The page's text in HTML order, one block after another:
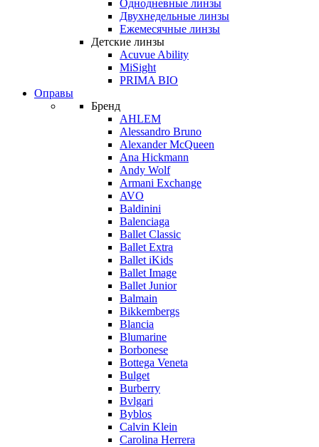
Однодневные линзы
Двухнедельные линзы
Ежемесячные линзы
Детские линзы
Acuvue Ability
MiSight
PRIMA BIO
Оправы
Бренд
AHLEM
Alessandro Bruno
Alexander McQueen
Ana Hickmann
Andy Wolf
Armani Exchange
AVO
Baldinini
Balenciaga
Ballet Classic
Ballet Extra
Ballet iKids
Ballet Image
Ballet Junior
Balmain
Bikkembergs
Blancia
Blumarine
Borbonese
Bottega Veneta
Bulget
Burberry
Bvlgari
Byblos
Calvin Klein
Carolina Herrera